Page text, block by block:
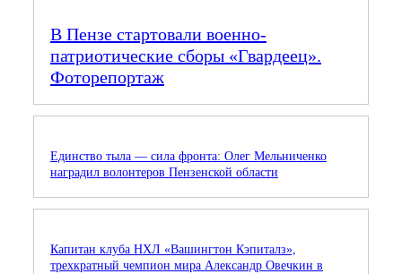
В Пензе стартовали военно-
патриотические сборы «Гвардеец».
Фоторепортаж
Единство тыла — сила фронта: Олег Мельниченко
наградил волонтеров Пензенской области
Капитан клуба НХЛ «Вашингтон Кэпиталз»,
трехкратный чемпион мира Александр Овечкин в